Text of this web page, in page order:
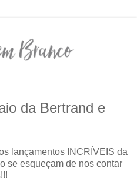
da Bertrand e
lançamentos INCRÍVEIS da
se esqueçam de nos contar